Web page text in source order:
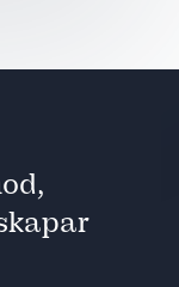
tid som